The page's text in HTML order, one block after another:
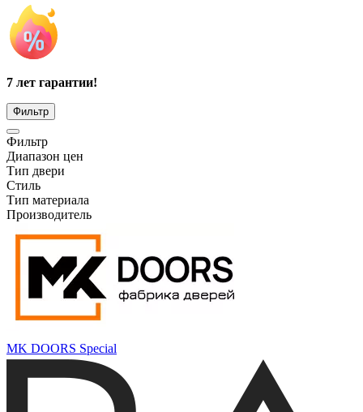
7 лет гарантии!
Фильтр
Фильтр
Диапазон цен
Тип двери
Стиль
Тип материала
Производитель
MK DOORS Special